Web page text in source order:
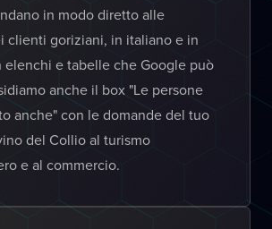
in modo diretto alle
clienti goriziani, in italiano e in
elenchi e tabelle che Google può
anche il box "Le persone
anche" con le domande del tuo
del Collio al turismo
e al commercio.